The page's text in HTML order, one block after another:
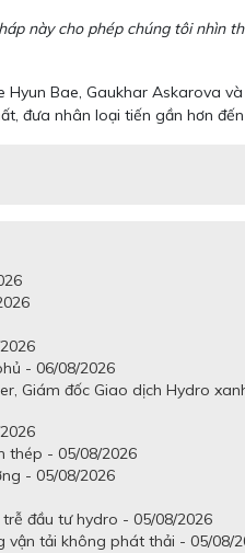
này cho phép chúng tôi nhìn
Bae, Gaukhar Askarova
đưa nhân loại tiến gần hơn
- 06/08/2026
đốc Giao dịch Hydro
thép - 05/08/2026
- 05/08/2026
đầu tư hydro - 05/08/2026
vận tải không phát thải - 05/08/